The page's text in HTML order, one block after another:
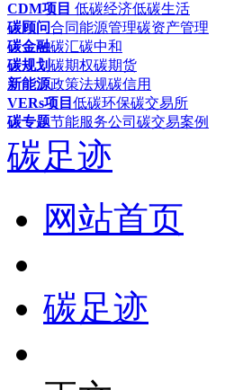
CDM项目 低碳经济低碳生活
碳顾问合同能源管理碳资产管理
碳金融碳汇碳中和
碳规划碳期权碳期货
新能源政策法规碳信用
VERs项目 低碳环保碳交易所
碳专题节能服务公司 碳交易案例
碳足迹
网站首页
碳足迹